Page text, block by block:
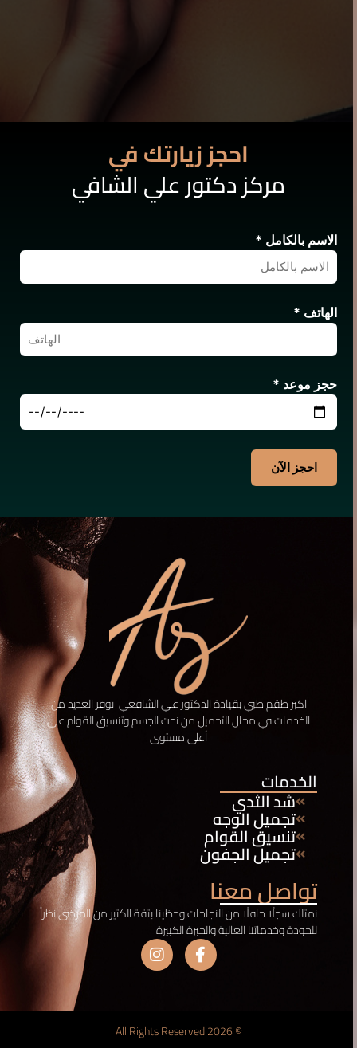
احجز زيارتك في
مركز دكتور علي الشافي
الاسم بالكامل *
الهاتف *
حجز موعد *
اكبر طقم طبي بقيادة الدكتور علي الشافعي نوفرالعديد من
الخدمات في مجال التجميل من نحت الجسم وتنسيق القوام على
أعلى مستوى
الخدمات
شد الثدي
تجميل الوجه
تنسيق القوام
تجميل الجفون
تواصل معنا
نمتلك سجلًا حافلًا من النجاحات وحظينا بثقة الكثير من المرضى نظراً
للجودة وخدماتنا العالية والخبرة الكبيرة
© 2026 All Rights Reserved